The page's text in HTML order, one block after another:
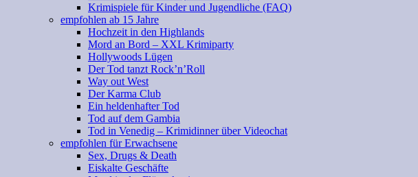
Krimispiele für Kinder und Jugendliche (FAQ)
empfohlen ab 15 Jahre
Hochzeit in den Highlands
Mord an Bord – XXL Krimiparty
Hollywoods Lügen
Der Tod tanzt Rock’n’Roll
Way out West
Der Karma Club
Ein heldenhafter Tod
Tod auf dem Gambia
Tod in Venedig – Krimidinner über Videochat
empfohlen für Erwachsene
Sex, Drugs & Death
Eiskalte Geschäfte